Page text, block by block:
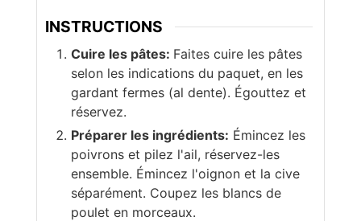
INSTRUCTIONS
Cuire les pâtes: Faites cuire les pâtes
selon les indications du paquet, en les
gardant fermes (al dente). Égouttez et
réservez.
Préparer les ingrédients: Émincez les
poivrons et pilez l'ail, réservez-les
ensemble. Émincez l'oignon et la cive
séparément. Coupez les blancs de
poulet en morceaux.